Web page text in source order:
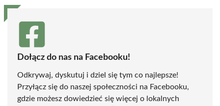
Dołącz do nas na Facebooku!
Odkrywaj, dyskutuj i dziel się tym co najlepsze!
Przyłącz się do naszej społeczności na Facebooku,
gdzie możesz dowiedzieć się więcej o lokalnych